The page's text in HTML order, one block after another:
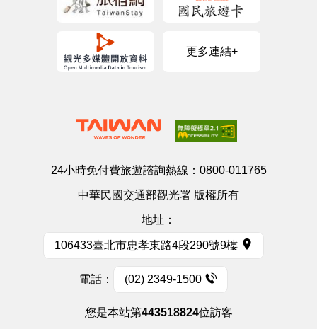
更多連結+
24小時免付費旅遊諮詢熱線： 0800-011765
中華民國交通部觀光署 版權所有
地址：
106433臺北市忠孝東路4段290號9樓
電話： (02) 2349-1500
您是本站第443518824位訪客